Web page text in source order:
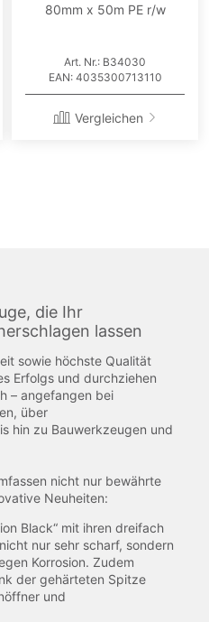
80mm x 50m PE r/w
Art. Nr.: B34030
EAN: 4035300713110
Vergleichen
die Ihr
lassen
sowie höchste Qualität
Erfolgs und durchziehen
– angefangen bei
über
hin zu Bauwerkzeugen und
nicht nur bewährte
Neuheiten:
Black“ mit ihren dreifach
nur sehr scharf, sondern
Korrosion. Zudem
der gehärteten Spitze
und